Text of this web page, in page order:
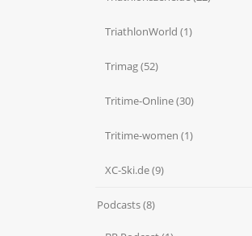
TriathlonWorld (1)
Trimag(52)
Tritime-Online(30)
Tritime-women (1)
XC-Ski.de(9)
Podcasts(8)